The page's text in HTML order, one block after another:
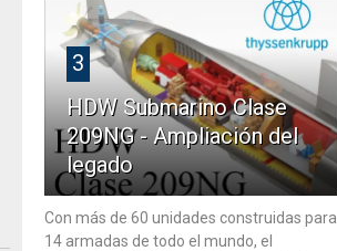
3
HDW Submarino Clase
209NG - Ampliación del
legado
Con más de 60 unidades construidas para
14 armadas de todo el mundo, el